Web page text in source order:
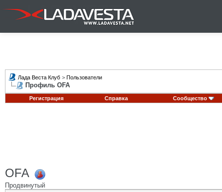
Лада Веста Клуб > Пользователи
Профиль OFA
Регистрация Справка Сообщество
OFA
Продвинутый